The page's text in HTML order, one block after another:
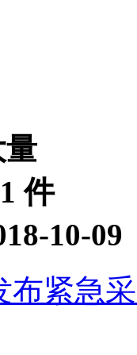
量
件
10-09
布紧急